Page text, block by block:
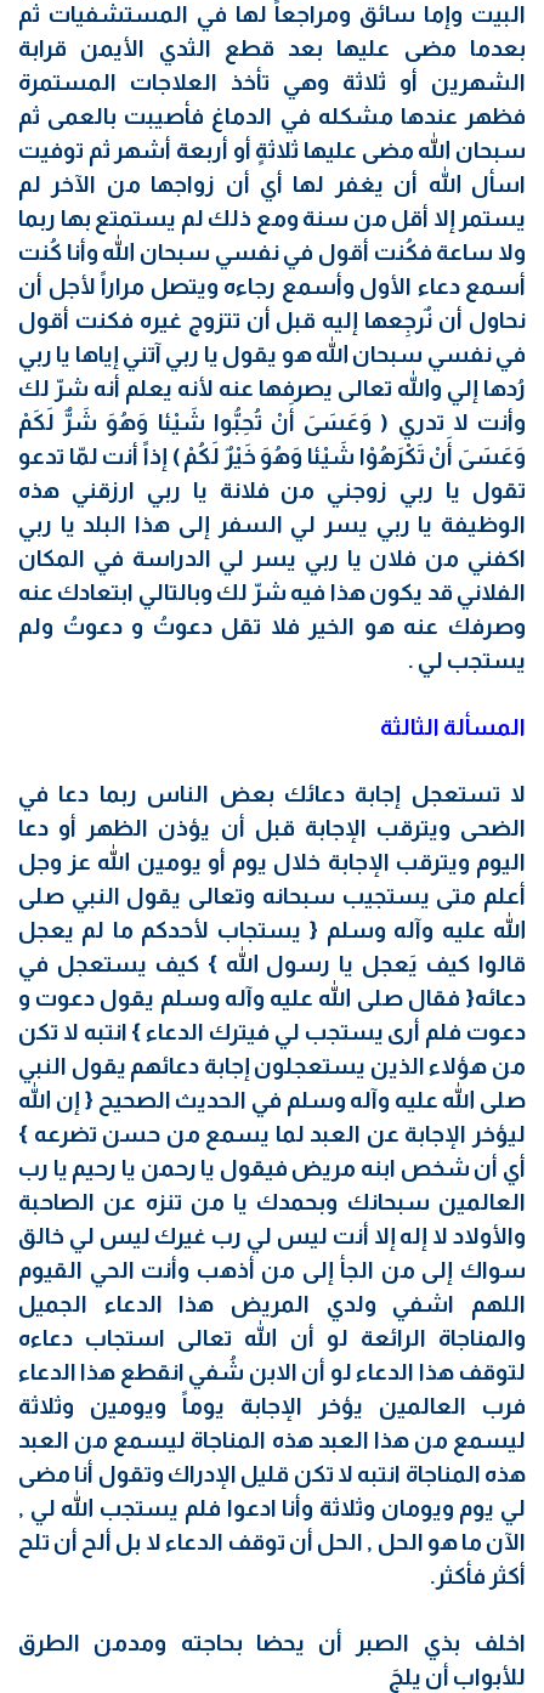
البيت وإما سائق ومراجعاً لها في المستشفيات ثم
بعدما مضى عليها بعد قطع الثدي الأيمن قرابة
الشهرين أو ثلاثة وهي تأخذ العلاجات المستمرة
فظهر عندها مشكله في الدماغ فأصيبت بالعمى ثم
سبحان الله مضى عليها ثلاثةٍ أو أربعة أشهر ثم توفيت
اسأل الله أن يغفر لها أي أن زواجها من الآخر لم
يستمر إلا أقل من سنة ومع ذلك لم يستمتع بها ربما
ولا ساعة فكُنت أقول في نفسي سبحان الله وأنا كُنت
أسمع دعاء الأول وأسمع رجاءه ويتصل مراراً لأجل أن
نحاول أن نٌرجِعها إليه قبل أن تتزوج غيره فكنت أقول
في نفسي سبحان الله هو يقول يا ربي آتني إياها يا ربي
رُدها إلي والله تعالى يصرفها عنه لأنه يعلم أنه شرّ لك
وأنت لا تدري ( وَعَسَىَ أَنْ تُحِبُّوا شَيْئا وَهُوَ شَرٌّ لَكَمْ
وَعَسَىَ أَنْ تَكْرَهُوْا شَيْئا وَهُوَ خَيْرٌ لَكُمْ ) إذاً أنت لمّا تدعو
تقول يا ربي زوجني من فلانة يا ربي ارزقني هذه
الوظيفة يا ربي يسر لي السفر إلى هذا البلد يا ربي
اكفني من فلان يا ربي يسر لي الدراسة في المكان
الفلاني قد يكون هذا فيه شرّ لك وبالتالي ابتعادك عنه
وصرفك عنه هو الخير فلا تقل دعوتُ و دعوتُ ولم
يستجب لي .
المسألة الثالثة
لا تستعجل إجابة دعائك بعض الناس ربما دعا في
الضحى ويترقب الإجابة قبل أن يؤذن الظهر أو دعا
اليوم ويترقب الإجابة خلال يوم أو يومين الله عز وجل
أعلم متى يستجيب سبحانه وتعالى يقول النبي صلى
الله عليه وآله وسلم { يستجاب لأحدكم ما لم يعجل
قالوا كيف يَعجل يا رسول الله } كيف يستعجل في
دعائه{ فقال صلى الله عليه وآله وسلم يقول دعوت و
دعوت فلم أرى يستجب لي فيترك الدعاء } انتبه لا تكن
من هؤلاء الذين يستعجلون إجابة دعائهم يقول النبي
صلى الله عليه وآله وسلم في الحديث الصحيح { إن الله
ليؤخر الإجابة عن العبد لما يسمع من حسن تضرعه }
أي أن شخص ابنه مريض فيقول يا رحمن يا رحيم يا رب
العالمين سبحانك وبحمدك يا من تنزه عن الصاحبة
والأولاد لا إله إلا أنت ليس لي رب غيرك ليس لي خالق
سواك إلى من الجأ إلى من أذهب وأنت الحي القيوم
اللهم اشفي ولدي المريض هذا الدعاء الجميل
والمناجاة الرائعة لو أن الله تعالى استجاب دعاءه
لتوقف هذا الدعاء لو أن الابن شُفي انقطع هذا الدعاء
فرب العالمين يؤخر الإجابة يوماً ويومين وثلاثة
ليسمع من هذا العبد هذه المناجاة ليسمع من العبد
هذه المناجاة انتبه لا تكن قليل الإدراك وتقول أنا مضى
لي يوم ويومان وثلاثة وأنا ادعوا فلم يستجب الله لي ,
الآن ما هو الحل , الحل أن توقف الدعاء لا بل ألح أن تلح
أكثر فأكثر.
اخلف بذي الصبر أن يحضا بحاجته ومدمن الطرق
للأبواب أن يلجَ